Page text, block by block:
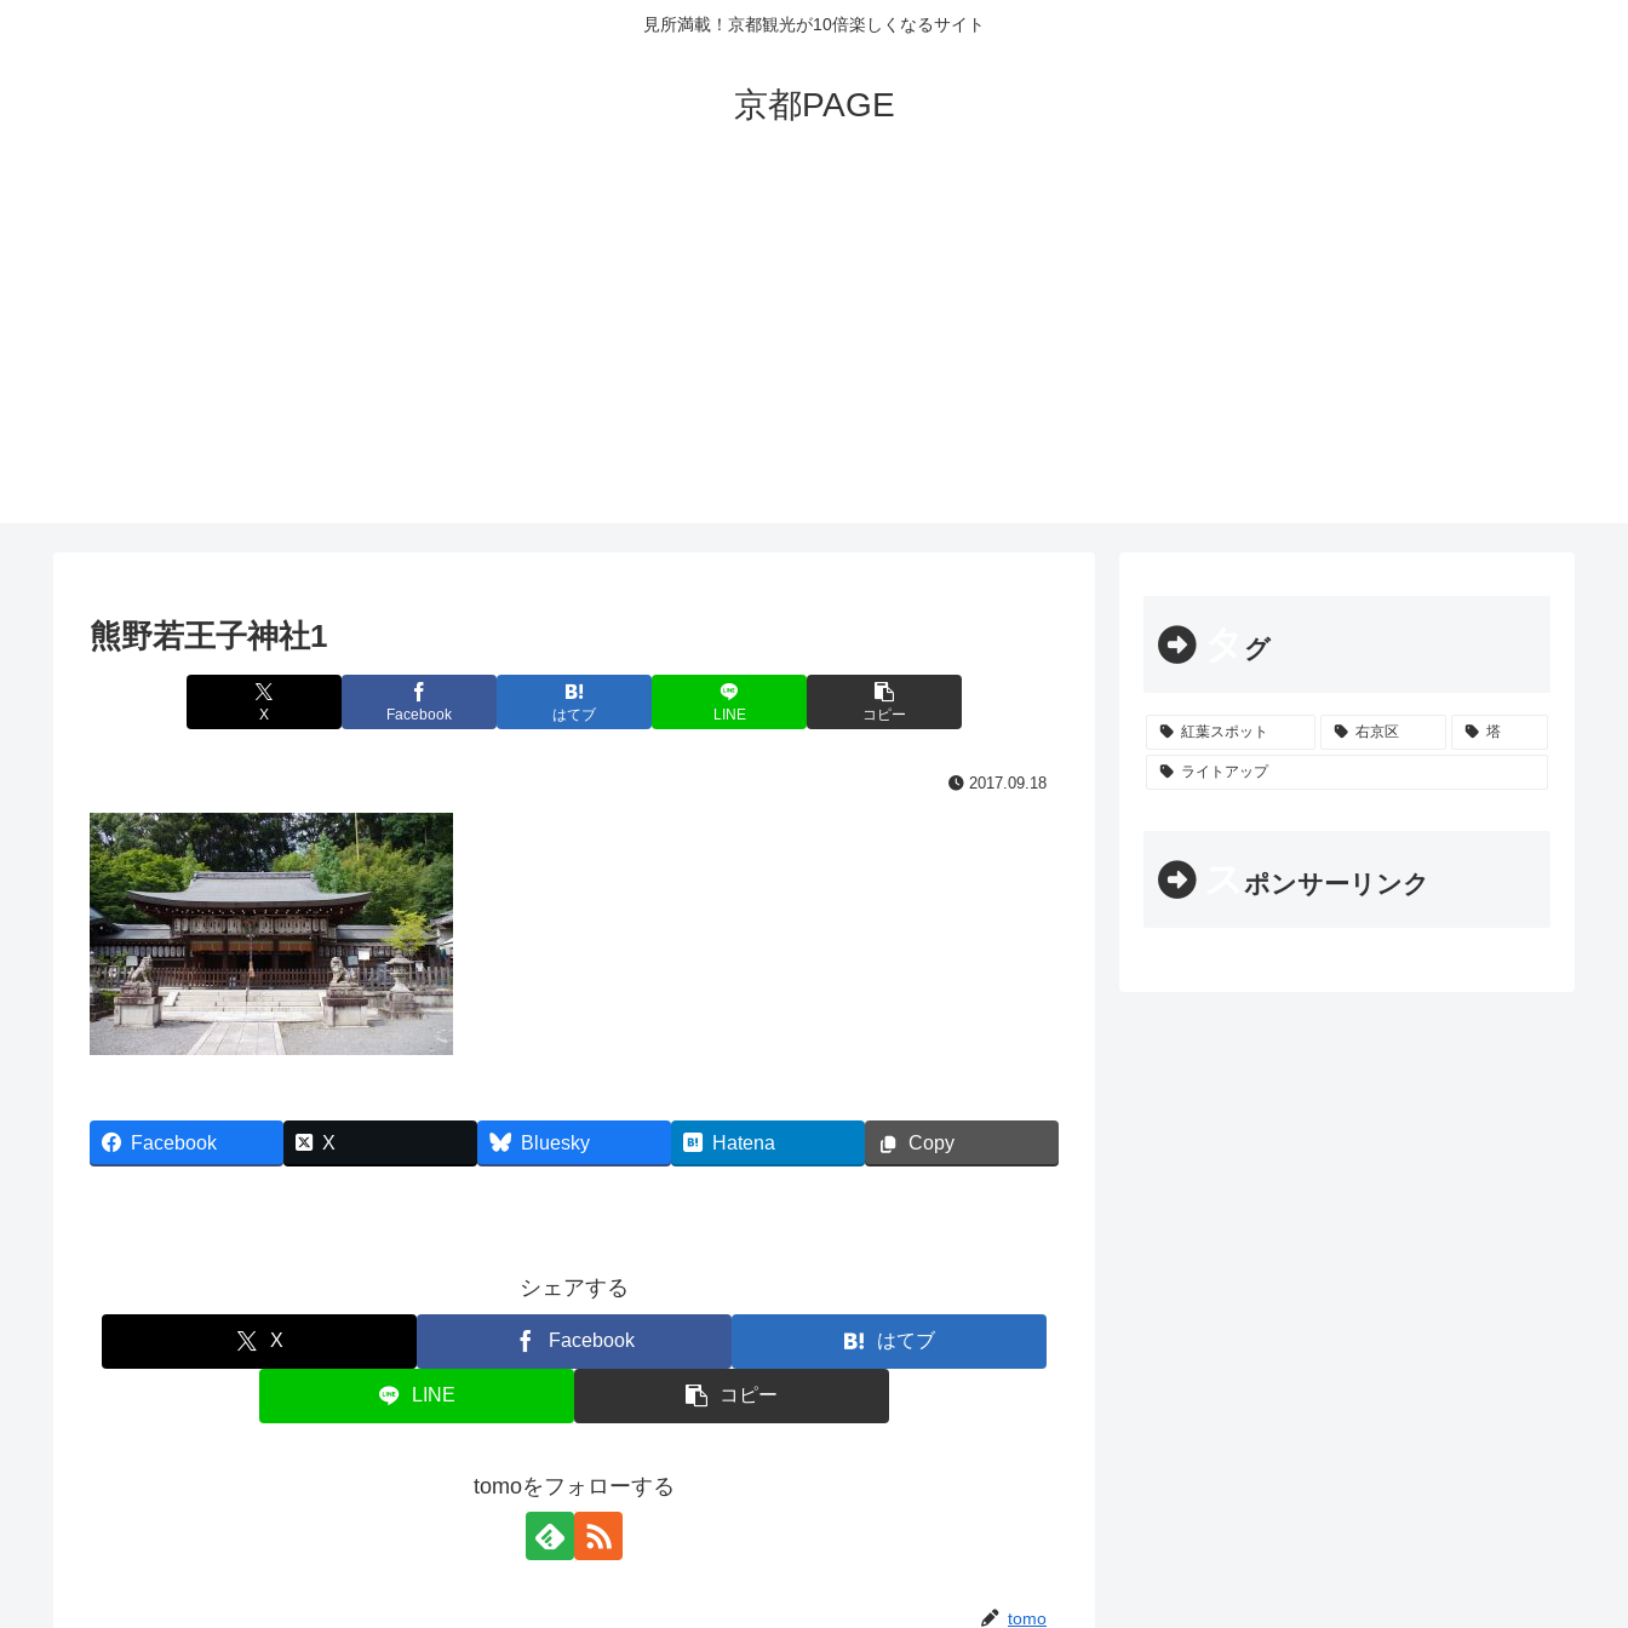
見所満載！京都観光が10倍楽しくなるサイト
京都PAGE
熊野若王子神社1
X Facebook はてブ LINE コピー
2017.09.18
Facebook X Bluesky Hatena Copy
シェアする
X Facebook はてブ
LINE コピー
tomoをフォローする
tomo
グ
紅葉スポット 右京区 塔
ライトアップ
ポンサーリンク